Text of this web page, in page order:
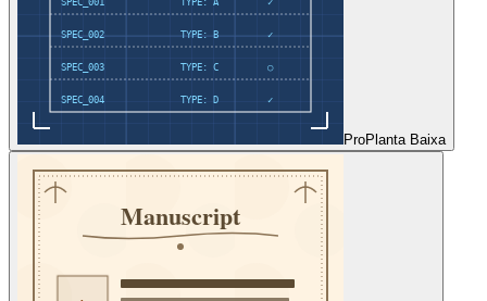
ProPlanta Baixa